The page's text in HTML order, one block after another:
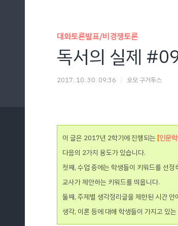
대화토론발표/비경쟁토론
독서의 실제
2017. 10. 30. 09:36 / 호모 구거투스
이 글은 2017년 2학기에 진행되는 [인문
다음의 2가지 용도가 있습니다.
첫째, 수업 중에는 학생들이 키워드를 선
교사가 제안하는 키워드를 띄웁니다.
둘째, 주제별 생각정리글을 제한된 시간
생각, 이론 등에 대해 학생들이 가지고 있